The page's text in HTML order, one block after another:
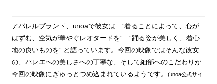
アパレルブランド、unoaで彼女は ”着ることによって、心が
はずむ、空気が華やぐレオタードを” ”踊る姿が美しく、着心
地の良いものを” と語っています。今回の映像ではそんな彼女
の、バレエへの美しさへの丁寧な、そして細部へのこだわりが
今回の映像にぎゅっとつめ込まれているようです。
(unoa公式サイ